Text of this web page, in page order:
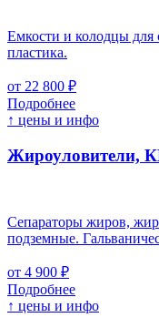
Емкости и колодцы
пластика.
от 22 800 ₽
Подробнее
↑ цены и инфо
Жироуловители,
Сепараторы жиров,
подземные.
от 4 900 ₽
Подробнее
↑ цены и инфо